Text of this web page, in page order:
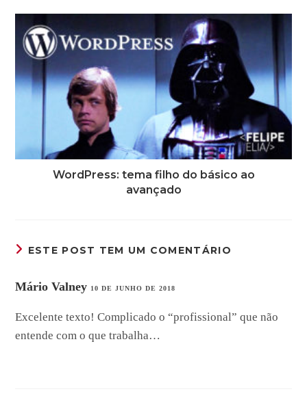
WordPress: tema filho do básico ao
avançado
ESTE POST TEM UM COMENTÁRIO
Mário Valney 10 DE JUNHO DE 2018
Excelente texto! Complicado o “profissional” que não
entende com o que trabalha…